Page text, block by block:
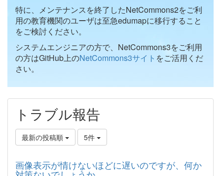
特に、メンテナンスを終了したNetCommons2をご利
用の教育機関のユーザは至急edumapに移行すること
をご検討ください。
システムエンジニアの方で、NetCommons3をご利用
の方はGitHub上のNetCommons3サイト をご活用くだ
さい。
トラブル報告
最新の投稿順 5件
画像表示が情けないほどに遅いのですが、何か